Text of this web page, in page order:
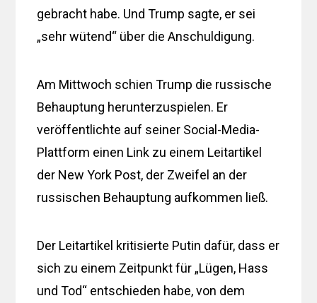
gebracht habe. Und Trump sagte, er sei
„sehr wütend“ über die Anschuldigung.
Am Mittwoch schien Trump die russische
Behauptung herunterzuspielen. Er
veröffentlichte auf seiner Social-Media-
Plattform einen Link zu einem Leitartikel
der New York Post, der Zweifel an der
russischen Behauptung aufkommen ließ.
Der Leitartikel kritisierte Putin dafür, dass er
sich zu einem Zeitpunkt für „Lügen, Hass
und Tod“ entschieden habe, von dem